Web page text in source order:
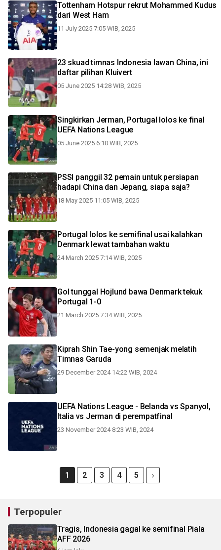
Tottenham Hotspur rekrut Mohammed Kudus
dari West Ham
11 July 2025 7:05 WIB, 2025
23 skuad timnas Indonesia lawan China, ini
daftar pilihan Kluivert
05 June 2025 14:28 WIB, 2025
Singkirkan Jerman, Portugal lolos ke final
UEFA Nations League
05 June 2025 6:10 WIB, 2025
PSSI panggil 32 pemain untuk persiapan
hadapi China dan Jepang, siapa saja?
18 May 2025 11:05 WIB, 2025
Portugal lolos ke semifinal usai kalahkan
Denmark lewat tambahan waktu
24 March 2025 7:14 WIB, 2025
Gol tunggal Hojlund bawa Denmark tekuk
Portugal 1-0
21 March 2025 7:34 WIB, 2025
Kiprah Shin Tae-yong semenjak melatih
Timnas Garuda
29 December 2024 14:22 WIB, 2024
UEFA Nations League - Belanda vs Spanyol,
Italia vs Jerman di perempatfinal
23 November 2024 8:23 WIB, 2024
1 2 3 4 5
Terpopuler
Tragis, Indonesia gagal ke semifinal Piala
AFF 2026